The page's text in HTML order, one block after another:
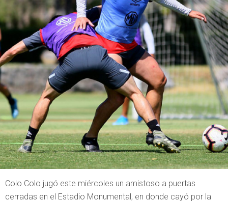
Colo Colo jugó este miércoles un amistoso a puertas
cerradas en el Estadio Monumental, en donde cayó por la